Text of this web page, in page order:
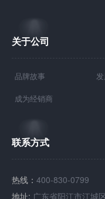
关于公司
品牌故事
成为经销商
联系方式
热线： 400-830-0799
地址: 广东省阳江市江城